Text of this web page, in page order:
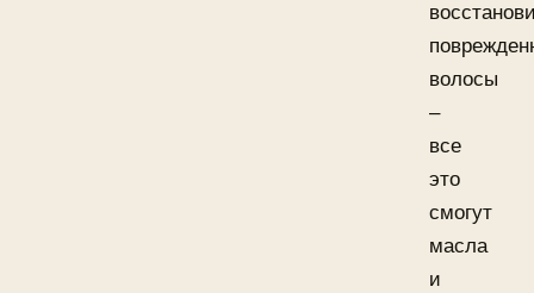
волосы
–
все
это
смогут
масла
и